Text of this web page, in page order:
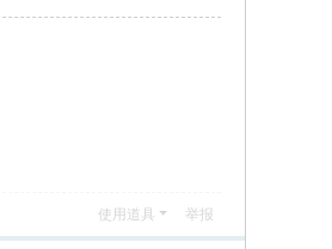
使用道具 举报